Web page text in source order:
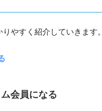
やすく紹介していきます。
会員になる